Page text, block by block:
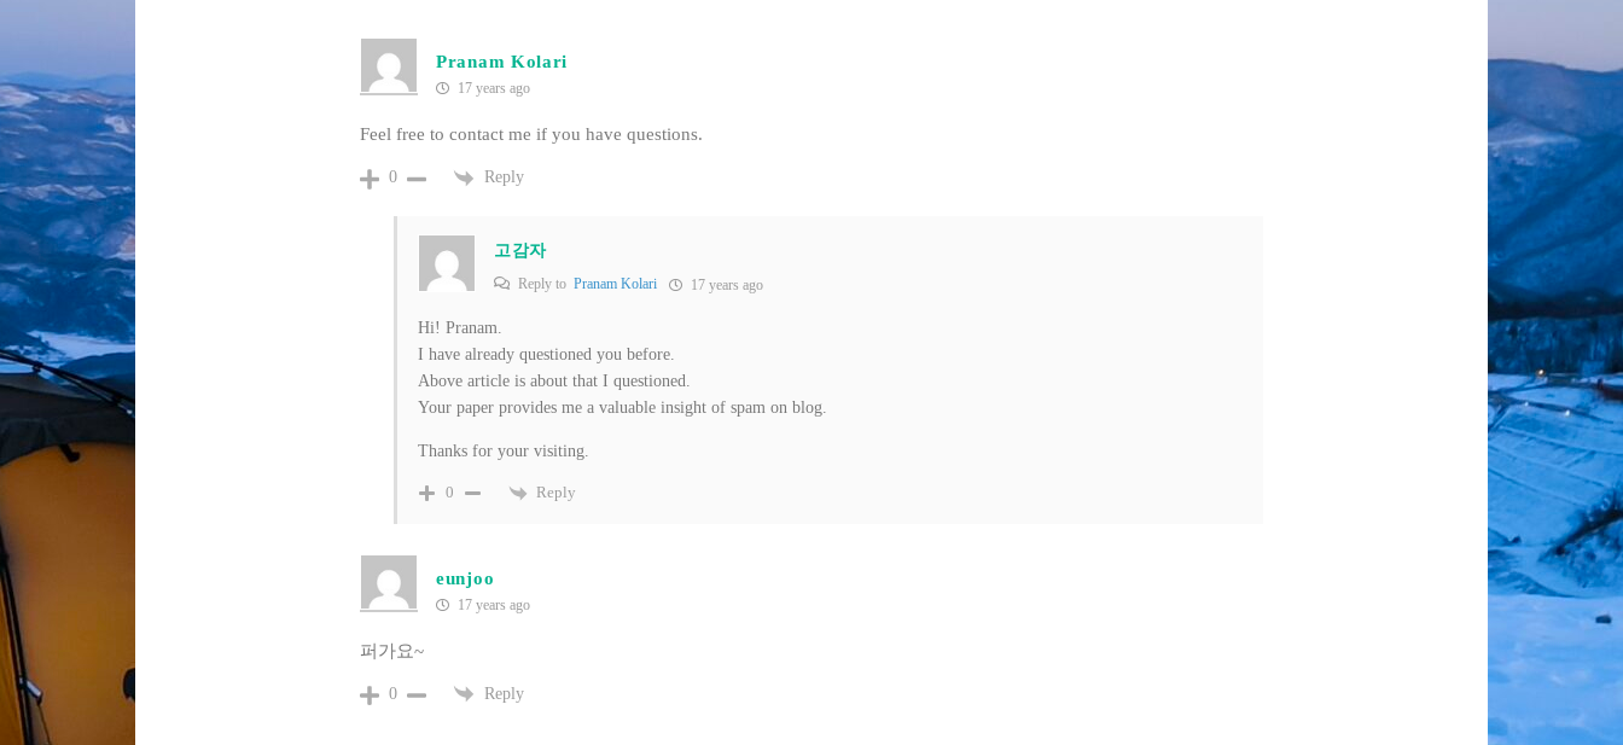
Pranam Kolari
17 years ago
Feel free to contact me if you have questions.
0 Reply
고감자
Reply to Pranam Kolari 17 years ago
Hi! Pranam.
I have already questioned you before.
Above article is about that I questioned.
Your paper provides me a valuable insight of spam on blog.
Thanks for your visiting.
0 Reply
eunjoo
17 years ago
퍼가요~
0 Reply